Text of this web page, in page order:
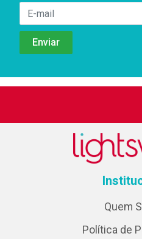
Quem
Política de